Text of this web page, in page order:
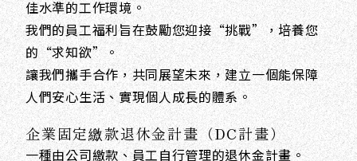
佳水準的工作環境。
我們的員工福利旨在鼓勵您迎接“挑戰”，培養您
的“求知欲”。
讓我們攜手合作，共同展望未來，建立一個能保障
人們安心生活、實現個人成長的體系。
企業固定繳款退休金計畫（DC計畫）
一種由公司繳款、員工自行管理的退休金計畫。